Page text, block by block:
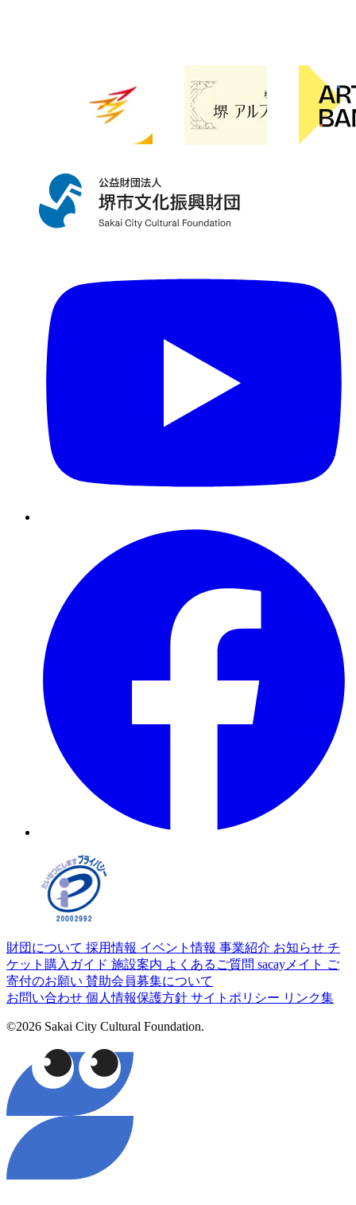
財団について 採用情報 イベント情報 事業紹介 お知らせ チ
ケット購入ガイド 施設案内 よくあるご質問 sacayメイト ご
寄付のお願い 賛助会員募集について
お問い合わせ 個人情報保護方針 サイトポリシー リンク集
©2026 Sakai City Cultural Foundation.